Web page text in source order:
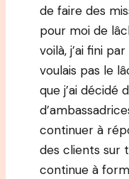
de faire des
pour moi de
voilà, j’ai fini
voulais pas le
que j’ai décidé
continuer à
des clients sur
continue à